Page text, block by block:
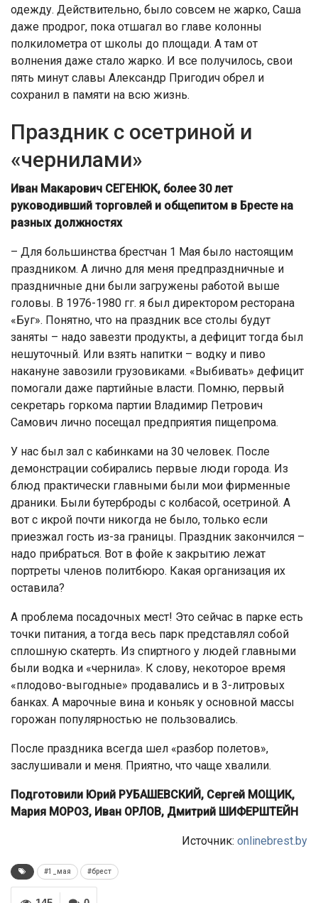
одежду. Действительно, было совсем не жарко, Саша
даже продрог, пока отшагал во главе колонны
полкилометра от школы до площади. А там от
волнения даже стало жарко. И все получилось, свои
пять минут славы Александр Пригодич обрел и
сохранил в памяти на всю жизнь.
Праздник с осетриной и
«чернилами»
Иван Макарович СЕГЕНЮК, более 30 лет
руководивший торговлей и общепитом в Бресте на
разных должностях
– Для большинства брестчан 1 Мая было настоящим
праздником. А лично для меня предпраздничные и
праздничные дни были загружены работой выше
головы. В 1976-1980 гг. я был директором ресторана
«Буг». Понятно, что на праздник все столы будут
заняты – надо завезти продукты, а дефицит тогда был
нешуточный. Или взять напитки – водку и пиво
накануне завозили грузовиками. «Выбивать» дефицит
помогали даже партийные власти. Помню, первый
секретарь горкома партии Владимир Петрович
Самович лично посещал предприятия пищепрома.
У нас был зал с кабинками на 30 человек. После
демонстрации собирались первые люди города. Из
блюд практически главными были мои фирменные
драники. Были бутерброды с колбасой, осетриной. А
вот с икрой почти никогда не было, только если
приезжал гость из-за границы. Праздник закончился –
надо прибраться. Вот в фойе к закрытию лежат
портреты членов политбюро. Какая организация их
оставила?
А проблема посадочных мест! Это сейчас в парке есть
точки питания, а тогда весь парк представлял собой
сплошную скатерть. Из спиртного у людей главными
были водка и «чернила». К слову, некоторое время
«плодово-выгодные» продавались и в 3-литровых
банках. А марочные вина и коньяк у основной массы
горожан популярностью не пользовались.
После праздника всегда шел «разбор полетов»,
заслушивали и меня. Приятно, что чаще хвалили.
Подготовили Юрий РУБАШЕВСКИЙ, Сергей МОЩИК,
Мария МОРОЗ, Иван ОРЛОВ, Дмитрий ШИФЕРШТЕЙН
Источник: onlinebrest.by
#1_мая #брест